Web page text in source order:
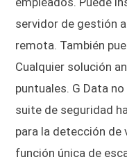
servidor de gestión
remota. También
Cualquier solución
puntuales. G Data
suite de seguridad
para la detección de
función única de